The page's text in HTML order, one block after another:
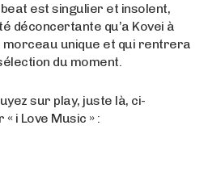
est singulier et insolent,
déconcertante qu’a Kovei à
unique et qui rentrera
du moment.
sur play, juste là, ci-
i Love Music » :